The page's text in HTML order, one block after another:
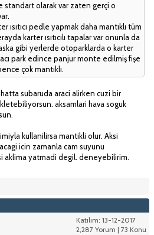
standart olarak var zaten gerçi o
ısıtıcı pedle yapmak daha mantıklı tüm
karter ısıtıcılı tapalar var onunla da
gibi yerlerde otoparklarda o karter
park edince panjur monte edilmiş fişe
çok mantıklı.
subaruda araci alirken cuzi bir
aksamlari hava soguk
kullanilirsa mantikli olur. Aksi
icin zamanla cam suyunu
aklima yatmadi degil. deneyebilirim.
Katılım: 13-12-2017
2,287 Yorum | 73 Konu